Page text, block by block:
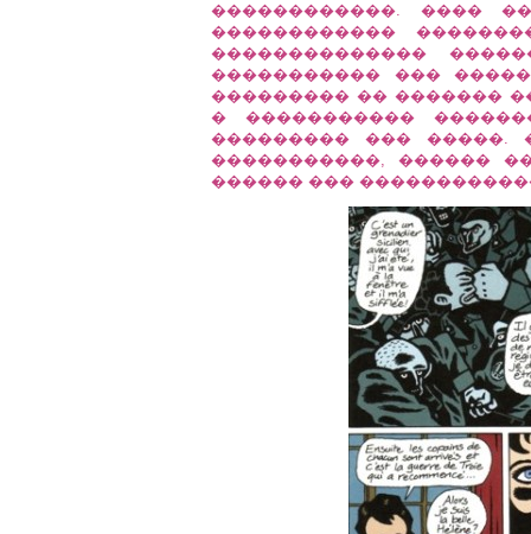
������������. ����
������������
��������������
����������� ���
��������� �� �������
� �����������
��������� ��� �����.
�����������, ������
������ ���